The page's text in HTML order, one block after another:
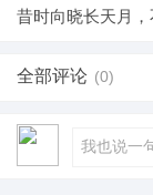
昔时向晓长天月，
全部评论 (0)